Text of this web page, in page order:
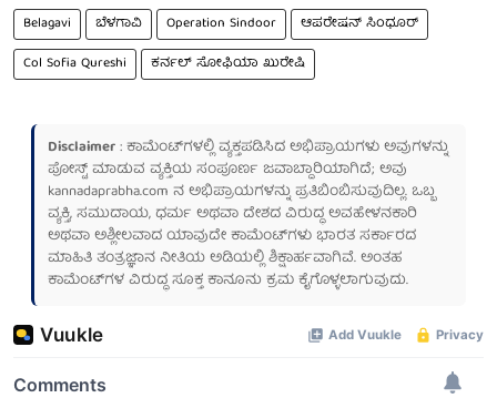
Belagavi ಬೆಳಗಾವಿ Operation Sindoor
ಆಪರೇಷನ್ ಸಿಂಧೂರ್
Col Sofia Qureshi
ಕರ್ನಲ್ ಸೋಫಿಯಾ ಖುರೇಷಿ
Disclaimer: ಕಾಮೆಂಟ್‌ಗಳಲ್ಲಿ ವ್ಯಕ್ತಪಡಿಸಿದ ಅಭಿಪ್ರಾಯಗಳು ಅವುಗಳನ್ನು
ಪೋಸ್ಟ್ ಮಾಡುವ ವ್ಯಕ್ತಿಯ ಸಂಪೂರ್ಣ ಜವಾಬ್ದಾರಿಯಾಗಿದೆ; ಅವು
kannadaprabha.com ನ ಅಭಿಪ್ರಾಯಗಳನ್ನು ಪ್ರತಿಬಿಂಬಿಸುವುದಿಲ್ಲ. ಒಬ್ಬ
ವ್ಯಕ್ತಿ, ಸಮುದಾಯ, ಧರ್ಮ ಅಥವಾ ದೇಶದ ವಿರುದ್ಧ ಅವಹೇಳನಕಾರಿ
ಅಥವಾ ಅಶ್ಲೀಲವಾದ ಯಾವುದೇ ಕಾಮೆಂಟ್‌ಗಳು ಭಾರತ ಸರ್ಕಾರದ
ಮಾಹಿತಿ ತಂತ್ರಜ್ಞಾನ ನೀತಿಯ ಅಡಿಯಲ್ಲಿ ಶಿಕ್ಷಾರ್ಹವಾಗಿವೆ. ಅಂತಹ
ಕಾಮೆಂಟ್‌ಗಳ ವಿರುದ್ಧ ಸೂಕ್ತ ಕಾನೂನು ಕ್ರಮ ಕೈಗೊಳ್ಳಲಾಗುವುದು.